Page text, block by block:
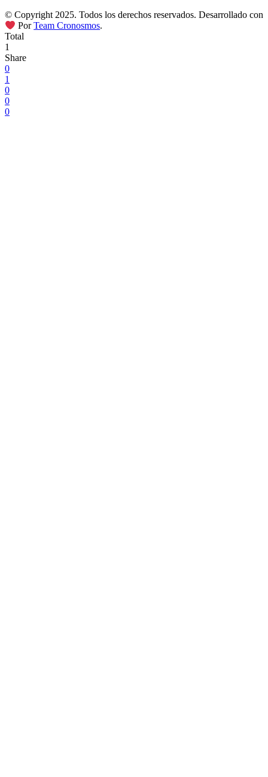
© Copyright 2025. Todos los derechos reservados. Desarrollado con
PorTeam Cronosmos.
Total
1
Share
0
1
0
0
0